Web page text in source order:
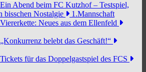
Ein Abend beim FC Kutzhof – Testspiel,
bisschen Nostalgie
1.Mannschaft
Viererkette: Neues aus dem Ellenfeld
„Konkurrenz belebt das Geschäft!“
Tickets für das Doppelgastspiel des FCS